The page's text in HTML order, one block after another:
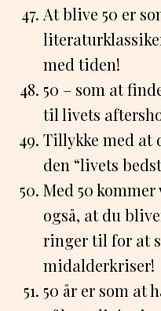
At blive 50 er
med tiden!
50 – som at
til livets
Tillykke med at
den “livets
Med 50
også, at du
ringer til for at
midalderkriser!
50 år er som at